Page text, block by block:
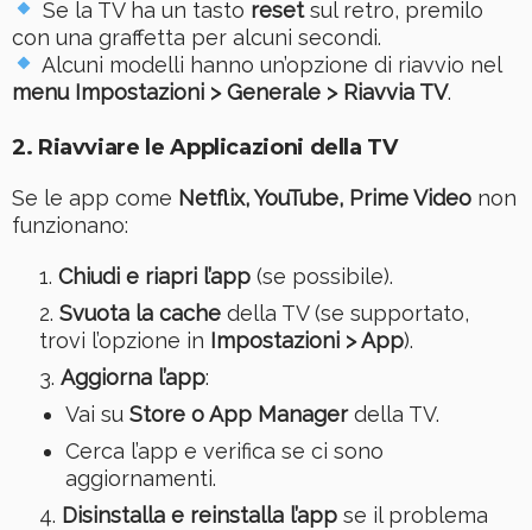
Se la TV ha un tasto resetsul retro, premilo
con una graffetta per alcuni secondi.
Alcuni modelli hanno un’opzione di riavvio nel
menu Impostazioni > Generale > Riavvia TV.
2. Riavviare le Applicazioni della TV
Se le app come Netflix, YouTube, Prime Video non
funzionano:
Chiudi e riapri l’app(se possibile).
Svuota la cachedella TV (se supportato,
trovi l’opzione in Impostazioni > App).
Aggiorna l’app:
Vai su Store o App Managerdella TV.
Cerca l’app e verifica se ci sono
aggiornamenti.
Disinstalla e reinstalla l’appse il problema